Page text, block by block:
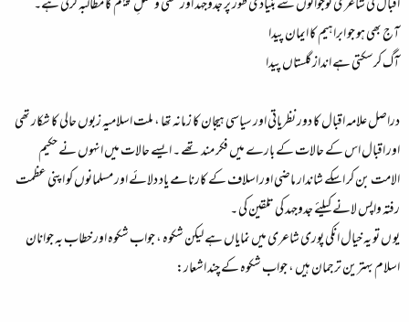
اقبال کی شاعری نوجوانوں سے بنیادی طور پر جدوجہد اور سعی و عملِ پیہم کا مطالبہ کرتی ہے۔
آج بھی ہو جو ابراہیم کا ایمان پیدا
آگ کرسکتی ہے انداز گلستاں پیدا
دراصل علامہ اقبال کا دور نظریاتی اور سیاسی ہیجان کا زمانہ تھا ، ملت اسلامیہ زبوں حالی کا شکار تھی
اور اقبال اس کے حالات کے بارے میں فکر مند تھے ۔ ایسے حالات میں انہوں نے حکیم
الامت بن کر اسکے شاندار ماضی اور اسلاف کے کارنامے یاد دلائے اور مسلمانوں کو اپنی عظمت
رفتہ واپس لانے کیلئے جدوجہد کی تلقین کی ۔
یو ں تو یہ خیال انکی پوری شاعری میں نمایاں ہے لیکن شکوہ ، جواب شکوہ اور خطاب بہ جوانان
اسلام بہترین ترجمان ہیں ، جواب شکوہ کے چند اشعار: